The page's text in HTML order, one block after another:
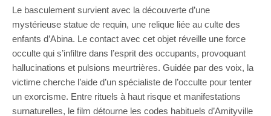
Le basculement survient avec la découverte d’une
mystérieuse statue de requin, une relique liée au culte des
enfants d’Abina. Le contact avec cet objet réveille une force
occulte qui s’infiltre dans l’esprit des occupants, provoquant
hallucinations et pulsions meurtrières. Guidée par des voix, la
victime cherche l’aide d’un spécialiste de l’occulte pour tenter
un exorcisme. Entre rituels à haut risque et manifestations
surnaturelles, le film détourne les codes habituels d’Amityville